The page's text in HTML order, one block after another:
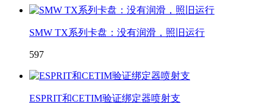
SMW TX系列卡盘：没有润滑，照旧运行
597
ESPRIT和CETIM验证绑定器喷射支